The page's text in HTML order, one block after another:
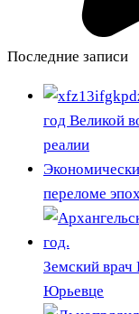
Последние записи
год Великой
реалии
переломе эпох
Земский врач
Юрьевце